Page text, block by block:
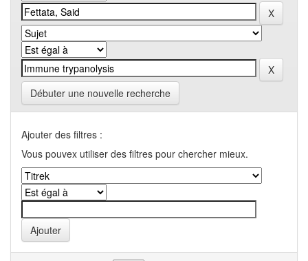
Débuter une nouvelle recherche
Ajouter des filtres :
Vous pouvex utiliser des filtres pour chercher mieux.